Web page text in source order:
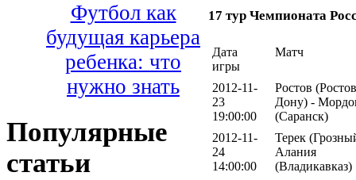
Футбол как
будущая карьера
ребенка: что
нужно знать
Популярные
статьи
17 тур Чемпионата
Дата
игры
Матч
2012-11-
23
19:00:00
Ростов
Дону) -
(Саранск)
2012-11-
24
14:00:00
Терек
Алания
(Владикавказ)